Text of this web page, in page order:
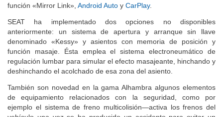
función «Mirror Link», Android Auto y CarPlay.
SEAT ha implementado dos opciones no disponibles
anteriormente: un sistema de apertura y arranque sin llave
denominado «Kessy» y asientos con memoria de posición y
función masaje. Ésta emplea el sistema electroneumático de
regulación lumbar para simular el efecto masajeante, hinchando y
deshinchando el acolchado de esa zona del asiento.
También son novedad en la gama Alhambra algunos elementos
de equipamiento relacionados con la seguridad, como por
ejemplo el sistema de freno multicolisión—activa los frenos del